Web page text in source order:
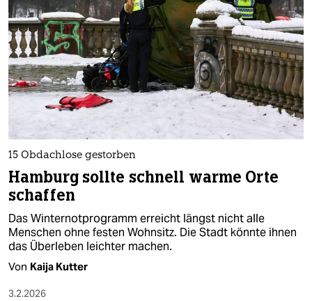
15 Obdachlose gestorben
Hamburg sollte schnell warme Orte
schaffen
Das Winternotprogramm erreicht längst nicht alle
Menschen ohne festen Wohnsitz. Die Stadt könnte ihnen
das Überleben leichter machen.
Von Kaija Kutter
3.2.2026